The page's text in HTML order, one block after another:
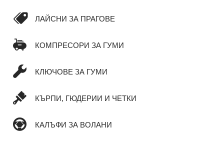
ЛАЙСНИ ЗА ПРАГОВЕ
КОМПРЕСОРИ ЗА ГУМИ
КЛЮЧОВЕ ЗА ГУМИ
КЪРПИ, ГЮДЕРИИ И ЧЕТКИ
КАЛЪФИ ЗА ВОЛАНИ